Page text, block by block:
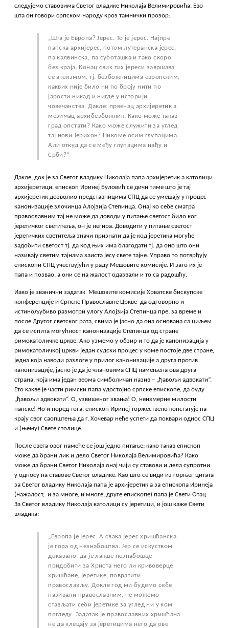
следујемо ставовима Светог владике Николаја Велимировића. Ево
шта он говори српском народу кроз тамнички прозор:
„Шта је Европа? Јерес. To je jepec. Најпре
папска архијерес, потом лутеранска јерес,
па калвинска, па суботашка и тако скоро
без краја. Конац свих тих јереси завршава
се атеизмом, тј. безбожницима европским,
каквих није било ни по броју нити по
јарости никад и нигде у историји
човечанства. Дакле: првенац архијеретик а
мезимац архибезбожник. Како може такав
град опстати? Како може служити за углед
тај нови Јерихон? Никоме осим глупацима.
Али откуд да се међу глупацима нађу и
Срби?“
Дакле, док је за Светог владику Николаја папа архијеретик а католици
архијеретици, епископ Иринеј Буловић се дичи тиме што је тај
архијеретик дозволио представницима СПЦ да се умешају у процес
канонизације злочинца Алојзија Степинца. Онај ко себе сматра
православним тај не може да доводи у питање светост било ког
јеретичког светитеља, он је негира. Доводити у питање светост
јеретичких светитеља значи признати да је код јеретика могуће
задобити светост тј. да код њих има благодати тј. да оно што они
називају светим тајнама заиста јесу свете тајне. Управо то потврђују
епископи СПЦ учествујући у раду Мешовите комисије. И зато их је
папа и позвао, а они се на жалост одазвали и то са радошћу.
Иако је званични задатак Мешовите комисије Хрватске бискупске
конференције и Српске Православне Цркве да одговорно и
истинољубиво размотри улогу Алојзија Степинца пре, за време и
после Другог светског рата, свима је јасно да она основана са циљем
да се испита могућност канонизације Степинца од стране
римокатоличке цркве. Ако узмемо у обзир и то да је канонизација у
римокатоличкој цркви један судски процес у коме постоје две стране,
једна која наводи разлоге у прилог канонизације а друга против
канонизације, јасно је да је члановима СПЦ намењена ова друга
страна, која има један веома симболичан назив – „ђавољи адвокати“.
Ето какве је части римски папа удостојио српске епископе, да буду
„ђавољи адвокати“. О, узвишеног звања! О, неизмерне милости
папске! Но и поред тога, епископ Иринеј торжествено констатује на
крају свог саопштења да г. Хочевар неће успети да поквари однос СПЦ
и (њему) Свете столице.
После свега овог намеће се још једно питање: како такав епископ
може да брани лик и дело Светог Николаја Велимировића? Како
може да брани Светог Николаја онај чији су ставови и дела супротни
у односу на ставове Светог владике. Као што се види из горњег цитата
за Светог владику Николаја папа је архијеретик а за епископа Иринеја
(нажалост, и за многе, и многе, друге епископе) папа је Свети Отац.
За Светог владику Николаја католици су јеретици, и још каже Свети
владика:
„Европа је јерес. А свака јерес хришћанска
је гора од незнабоштва. Јер се искуством
доказало, да је лакше незнабошце
придобити за Христа него ли кривоверце
хришћане, јеретике, повратити
православљу. Докле год ми будемо себе
називали православним, не можемо
стављати себи јеретике за углед ни у ком
погледу. Задатак је православних хришћана
не да клецају за јеретицима него да ове